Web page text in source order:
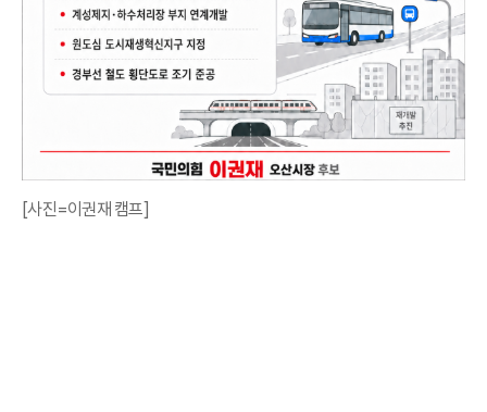
[사진=이권재 캠프]